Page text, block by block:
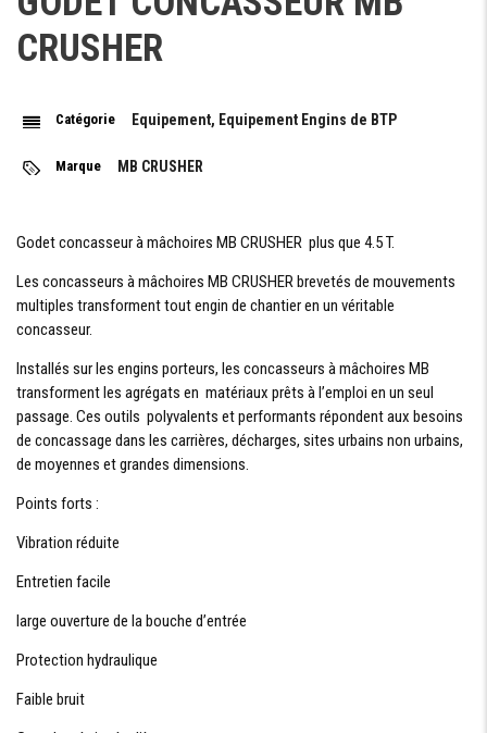
220 / >
220 / >
230
(BAR) < 10
>150<220
>190<260
>320<380
LARGEUR
DE LA
MM 850 /
910 / 1205
DE LA
MM 510 /
600
CRUSHER
Catégorie Equipement, Equipement Engins de BTP
Marque MB CRUSHER
Godet concasseur à mâchoires MB CRUSHER plus que 4.5 T.
Les concasseurs à mâchoires MB CRUSHER brevetés de mouvements
multiples transforment tout engin de chantier en un véritable
concasseur.
Installés sur les engins porteurs, les concasseurs à mâchoires MB
transforment les agrégats en matériaux prêts à l’emploi en un seul
passage. Ces outils polyvalents et performants répondent aux besoins
de concassage dans les carrières, décharges, sites urbains non urbains,
de moyennes et grandes dimensions.
Points forts :
Vibration réduite
Entretien facile
large ouverture de la bouche d’entrée
Protection hydraulique
Faible bruit